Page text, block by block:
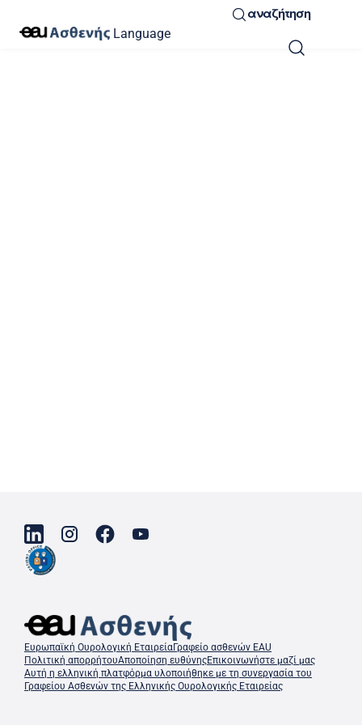
Language
αναζήτηση
Ευρωπαϊκή Ουρολογική ΕταιρείαΓραφείο ασθενών EAU
Πολιτική απορρήτουΑποποίηση ευθύνηςΕπικοινωνήστε μαζί μας
Αυτή η ελληνική πλατφόρμα υλοποιήθηκε με τη συνεργασία του
Γραφείου Ασθενών της Ελληνικής Ουρολογικής Εταιρείας